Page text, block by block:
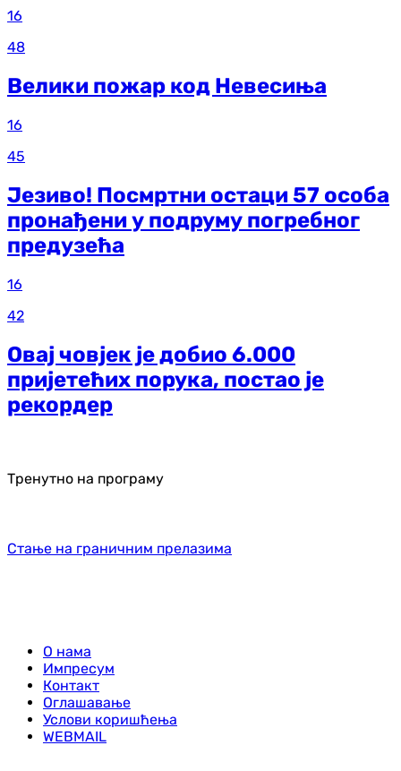
16
48
Велики пожар код Невесиња
16
45
Језиво! Посмртни остаци 57 особа
пронађени у подруму погребног
предузећа
16
42
Овај човјек је добио 6.000
пријетећих порука, постао је
рекордер
Тренутно на програму
Стање на граничним прелазима
О нама
Импресум
Контакт
Оглашавање
Услови коришћења
WEBMAIL